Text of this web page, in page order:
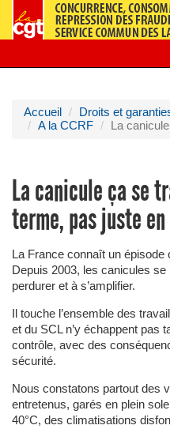
Accueil Droits et
A la CCRF
La
La canicule ça se
terme, pas juste
La France connaît un
Depuis 2003, les canicules
perdurer et à s’amplifier.
Il touche l’ensemble des
et du SCL n’y échappent pas
contrôle, avec des
sécurité.
Nous constatons partout des
entretenus, garés en plein
40°C, des climatisations